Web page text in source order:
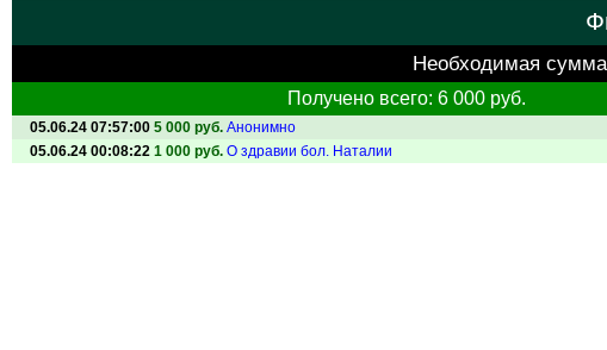
Необходимая
Получено всего: 6 000 руб.
05.06.24 07:57:00 5 000 руб. Анонимно
05.06.24 00:08:22 1 000 руб. О здравии бол. Наталии